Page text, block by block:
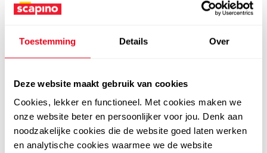
Toestemming Details Over
Deze website maakt gebruik van cookies
Cookies, lekker en functioneel. Met cookies maken we
onze website beter en persoonlijker voor jou. Denk aan
noodzakelijke cookies die de website goed laten werken
en analytische cookies waarmee we de website